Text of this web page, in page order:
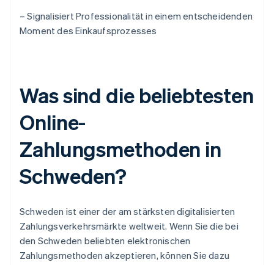
– Signalisiert Professionalität in einem entscheidenden
Moment des Einkaufsprozesses
Was sind die beliebtesten
Online-
Zahlungsmethoden in
Schweden?
Schweden ist einer der am stärksten digitalisierten
Zahlungsverkehrsmärkte weltweit. Wenn Sie die bei
den Schweden beliebten elektronischen
Zahlungsmethoden akzeptieren, können Sie dazu